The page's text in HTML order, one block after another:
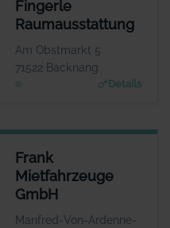
Fingerle
Raumausstattung
Am Obstmarkt 5
71522 Backnang
Details
FINGERLE
Frau Heike
www.fingerle-raumausstattun
Frank
Mietfahrzeuge
GmbH
Manfred-Von-Ardenne-
FRANK MIETFAHRZEUGE
Frau Janine